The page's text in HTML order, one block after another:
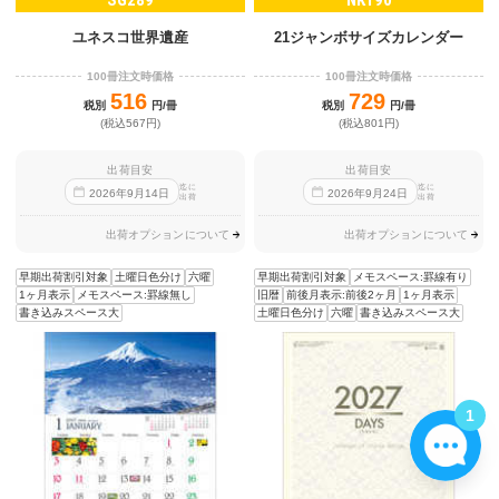
ユネスコ世界遺産
100冊注文時価格
税別 516 円/冊
(税込567円)
出荷目安
2026年9 月14日
迄に
出荷
出荷オプションについて
早期出荷割引対象 土曜日色分け
六曜
1ヶ月表示
メモスペース:罫線無し
書き込みスペース大
21ジャンボサイズカレンダー
100冊注文時価格
税別 729 円/冊
(税込801円)
出荷目安
2026年9 月24日
迄に
出荷
出荷オプションについて
早期出荷割引対象
メモスペース:罫線有り
旧暦 前後月表示:前後2ヶ月
1ヶ月表示
土曜日色分け
六曜 書き込みスペース大
1